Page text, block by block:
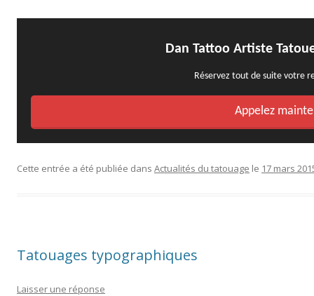
Dan Tattoo Artiste
Réservez tout de suite votre
Appelez
Cette entrée a été publiée dans Actualités du tatouage le 17 mars
Tatouages typographiques
Laisser une réponse